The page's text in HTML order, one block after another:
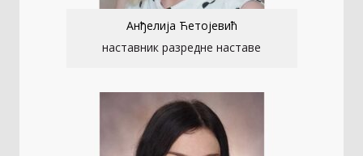
Анђелија Ћетојевић
наставник разредне наставе